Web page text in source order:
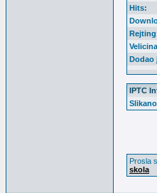
Hits:
Dodao
IPTC
Prosla
skola